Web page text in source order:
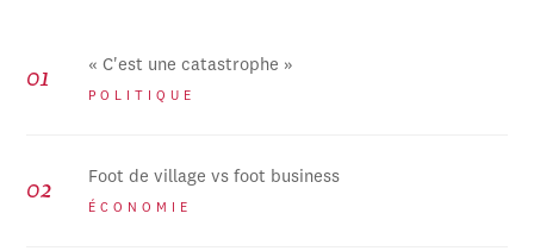
« C'est une catastrophe »
POLITIQUE
Foot de village vs foot business
ÉCONOMIE